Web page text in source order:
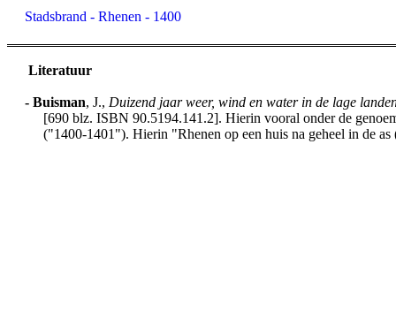
Stadsbrand - Rhenen - 1400
Literatuur
- Buisman, J., Duizend jaar weer, wind en water in de lage
[690 blz. ISBN 90.5194.141.2]. Hierin vooral onder de
("1400-1401"). Hierin "Rhenen op een huis na geheel in de